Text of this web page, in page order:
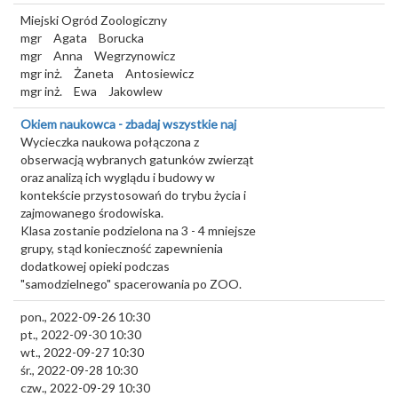
Miejski Ogród Zoologiczny
mgr
Agata
Borucka
mgr
Anna
Wegrzynowicz
mgr inż.
Żaneta
Antosiewicz
mgr inż.
Ewa Jakowlew
Okiem naukowca - zbadaj wszystkie naj
Wycieczka naukowa połączona z
obserwacją wybranych gatunków zwierząt
oraz analizą ich wyglądu i budowy w
kontekście przystosowań do trybu życia i
zajmowanego środowiska.
Klasa zostanie podzielona na 3 - 4 mniejsze
grupy, stąd konieczność zapewnienia
dodatkowej opieki podczas
"samodzielnego" spacerowania po ZOO.
pon., 2022-09-26 10:30
pt., 2022-09-30 10:30
wt., 2022-09-27 10:30
śr., 2022-09-28 10:30
czw., 2022-09-29 10:30